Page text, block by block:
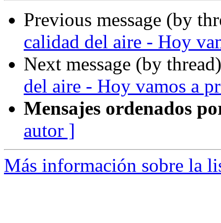
Previous message (by
calidad del aire - Hoy
Next message (by
del aire - Hoy vamos a
Mensajes ordenados
autor ]
Más información sobre la